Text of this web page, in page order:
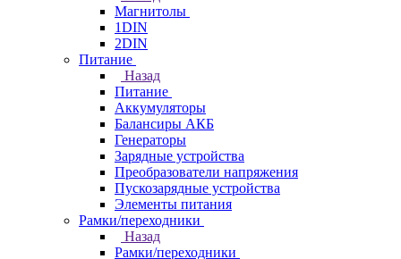
Магнитолы
1DIN
2DIN
Питание
Назад
Питание
Аккумуляторы
Балансиры АКБ
Генераторы
Зарядные устройства
Преобразователи напряжения
Пускозарядные устройства
Элементы питания
Рамки/переходники
Назад
Рамки/переходники